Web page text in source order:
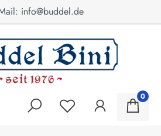
info@buddel.de
0